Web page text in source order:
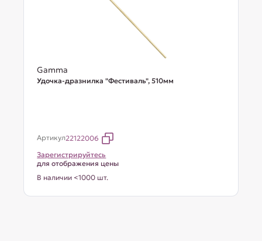
Gamma
Удочка-дразнилка "Фестиваль", 510мм
Артикул22122006
Зарегистрируйтесь
для отображения цены
В наличии <1000 шт.